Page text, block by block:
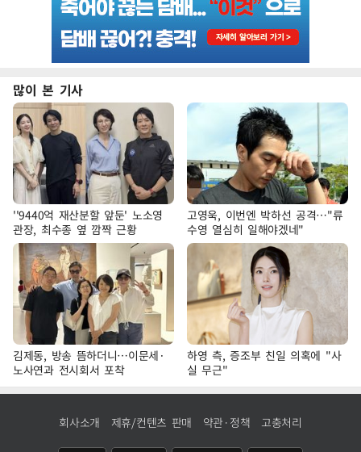
많이 본 기사
''9440억 재산분할 앞둔' 노소영
관장, 최수종 옆 깜짝 근황
고영욱, 이번엔 박하선 공격…"류
수영 열심히 일해야겠네"
김제동, 방송 뜸하더니…이문세·
노사연과 전시회서 포착
하영 측, 증조부 친일 의혹에 "사
실 무근"
회사소개 제휴/컨텐츠 판매 약관·정책 고충처리